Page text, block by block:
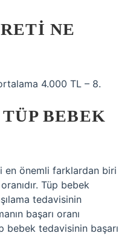
NE
4.000 TL – 8.
BEBEK
en önemli farklardan biri
Tüp bebek
tedavisinin
başarı oranı
bebek tedavisinin başarı